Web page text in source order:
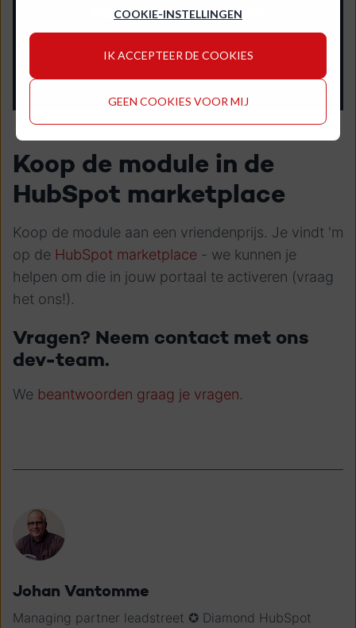
COOKIE-INSTELLINGEN
IK ACCEPTEER DE COOKIES
GEEN COOKIES VOOR MIJ
Koop de module in de
HubSpot marketplace
Koop de module aan een vriendenprijs. Je vindt 'm
op de HubSpot marketplace - we kunnen je
helpen om die in jouw portaal te activeren (vraag
het ons!).
Vragen? Neem contact met ons
dev-team.
We beantwoorden graag je vragen.
Johan Vantomme
Managing partner leadstreet ✪ Diamond HubSpot